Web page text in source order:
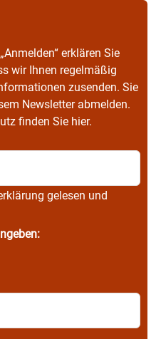
erklären Sie
wir Ihnen regelmäßig
zusenden. Sie
Newsletter abmelden.
finden Sie hier.
gelesen und